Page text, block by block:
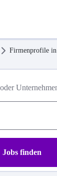
Firmenprofile in
Jobs finden